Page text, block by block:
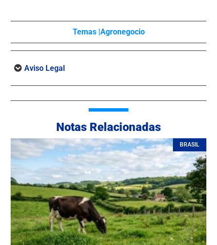
Temas | Agronegocio
Aviso Legal
Notas Relacionadas
BRASIL